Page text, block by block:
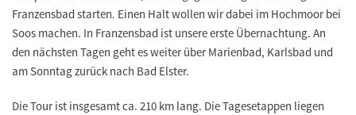
Franzensbad starten. Einen Halt wollen wir dabei im Hochmoor bei
Soos machen. In Franzensbad ist unsere erste Übernachtung. An
den nächsten Tagen geht es weiter über Marienbad, Karlsbad und
am Sonntag zurück nach Bad Elster.
Die Tour ist insgesamt ca. 210 km lang. Die Tagesetappen liegen